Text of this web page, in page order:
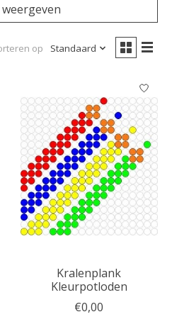
op Standaard
Kralenplank
Kleurpotloden
€0,00